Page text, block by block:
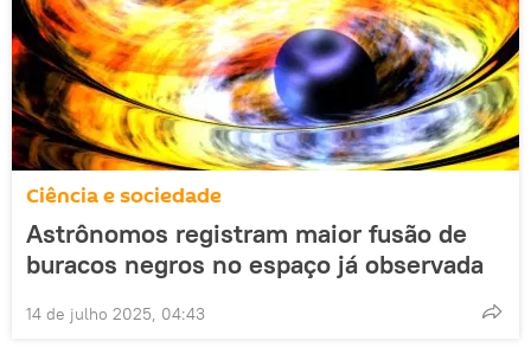
Ciência e sociedade
Astrônomos registram maior fusão de
buracos negros no espaço já observada
14 de julho 2025, 04:43